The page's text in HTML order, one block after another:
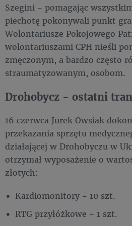
Szegini - pomagając
piechotę pokonywali punkt
Wolontariusze Pokojowego
wolontariuszami CPH nieśli
zmęczonym, a bardzo często
straumatyzowanym, osobom.
Drohobycz - ostatni
16 czerwca Jurek Owsiak
przekazania sprzętu
działającej w Drohobyczu w
otrzymał wyposażenie o
złotych:
Kardiomonitory - 10 szt.
RTG przyłóżkowe - 1 szt.